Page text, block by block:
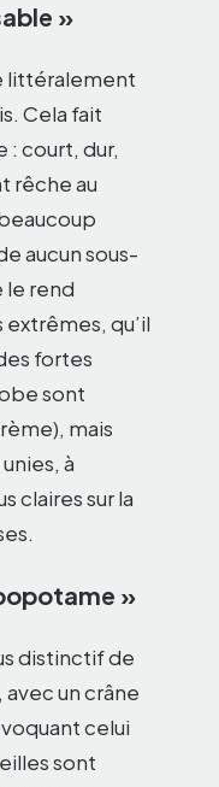
»
littéralement
Cela fait
: court, dur,
rêche au
aucun sous-
rend
qu’il
fortes
sont
mais
à
claires sur la
»
distinctif de
un crâne
celui
sont